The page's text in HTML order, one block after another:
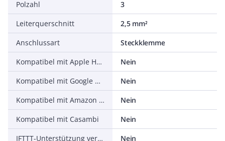
Polzahl
3
Leiterquerschnitt
2,5 mm²
Anschlussart
Steckklemme
Kompatibel mit Apple HomeKit
Nein
Kompatibel mit Google Assistant
Nein
Kompatibel mit Amazon Alexa
Nein
Kompatibel mit Casambi
Nein
IFTTT-Unterstützung verfügbar
Nein